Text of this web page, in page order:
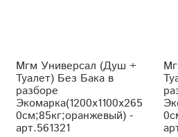
Мгм Универсал (Душ +
Туалет) Без Бака в
разборе
Экомарка(1200x1100x265
0см;85кг;оранжевый) -
арт.561321